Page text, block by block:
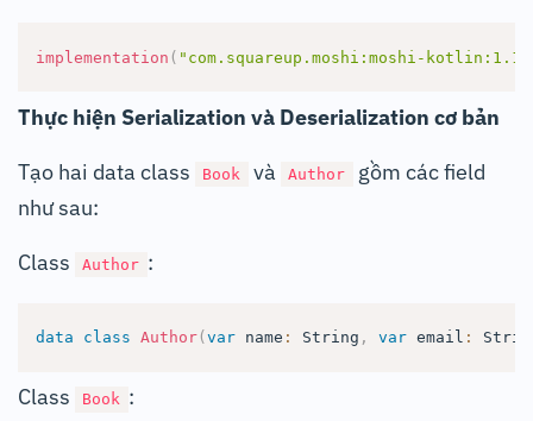
implementation ( "com.squareup.moshi:moshi-
Thực hiện Serialization và Deserialization cơ bản
Tạo hai data class
Book và Author
gồm các field
như sau:
Class
Author :
data class Author( var name : String , var email :
Class Book :